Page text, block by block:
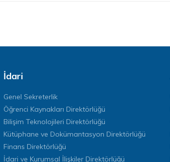
İdari
Genel Sekreterlik
Öğrenci Kaynakları Direktörlüğü
Bilişim Teknolojileri Direktörlüğü
Kütüphane ve Dokümantasyon Direktörlüğü
Finans Direktörlüğü
İdari ve Kurumsal İlişkiler Direktörlüğü